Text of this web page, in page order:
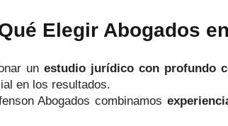
Elegir Abogados
unestudio jurídico con profundo
en los resultados.
Abogados combinamos